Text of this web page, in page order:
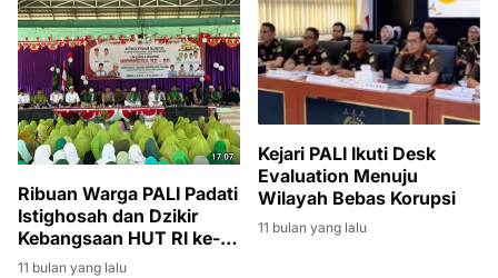
Ribuan Warga PALI Padati
Istighosah dan Dzikir
Kebangsaan HUT RI ke-
80
11 bulan yang lalu
Kejari PALI Ikuti Desk
Evaluation Menuju
Wilayah Bebas Korupsi
11 bulan yang lalu